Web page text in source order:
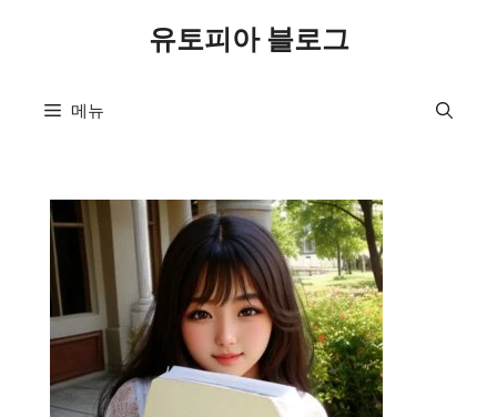
유토피아 블로그
메뉴